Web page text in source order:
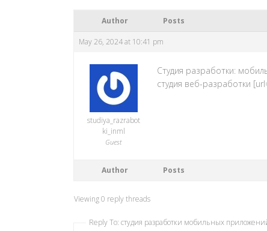
Author Posts
May 26, 2024 at 10:41 pm
studiya_razrabot
ki_inml
Guest
Студия разработки:
студия веб-разработки
Author Posts
Viewing 0 reply threads
Reply To: студия разработки мобильных